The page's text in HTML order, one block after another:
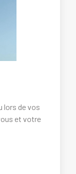
lors de vos
et votre